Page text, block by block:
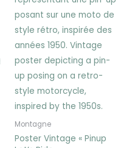
Montagne
Poster Vintage « Pinup
25,00 €
à
30,00 €